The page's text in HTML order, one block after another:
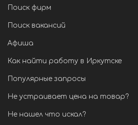
Поиск фирм
Поиск вакансий
Афиша
Как найти работу в Иркутске
Популярные запросы
Не устраивает цена на товар?
Не нашел что искал?